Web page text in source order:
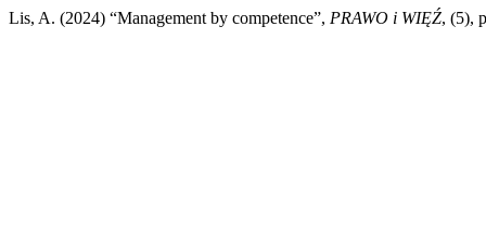
Lis, A. (2024) “Management by competence”, PRAWO i WIĘŹ, (5),